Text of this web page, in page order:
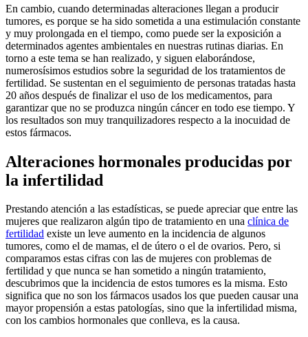
En cambio, cuando determinadas alteraciones llegan a producir
tumores, es porque se ha sido sometida a una estimulación constante
y muy prolongada en el tiempo, como puede ser la exposición a
determinados agentes ambientales en nuestras rutinas diarias. En
torno a este tema se han realizado, y siguen elaborándose,
numerosísimos estudios sobre la seguridad de los tratamientos de
fertilidad. Se sustentan en el seguimiento de personas tratadas hasta
20 años después de finalizar el uso de los medicamentos, para
garantizar que no se produzca ningún cáncer en todo ese tiempo. Y
los resultados son muy tranquilizadores respecto a la inocuidad de
estos fármacos.
Alteraciones hormonales producidas por
la infertilidad
Prestando atención a las estadísticas, se puede apreciar que entre las
mujeres que realizaron algún tipo de tratamiento en una clínica de
fertilidad existe un leve aumento en la incidencia de algunos
tumores, como el de mamas, el de útero o el de ovarios. Pero, si
comparamos estas cifras con las de mujeres con problemas de
fertilidad y que nunca se han sometido a ningún tratamiento,
descubrimos que la incidencia de estos tumores es la misma. Esto
significa que no son los fármacos usados los que pueden causar una
mayor propensión a estas patologías, sino que la infertilidad misma,
con los cambios hormonales que conlleva, es la causa.